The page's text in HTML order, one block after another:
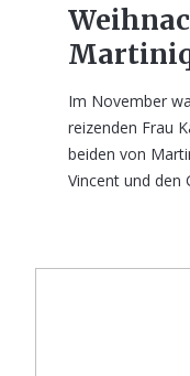
Im November
reizenden Frau
beiden von
Vincent und den